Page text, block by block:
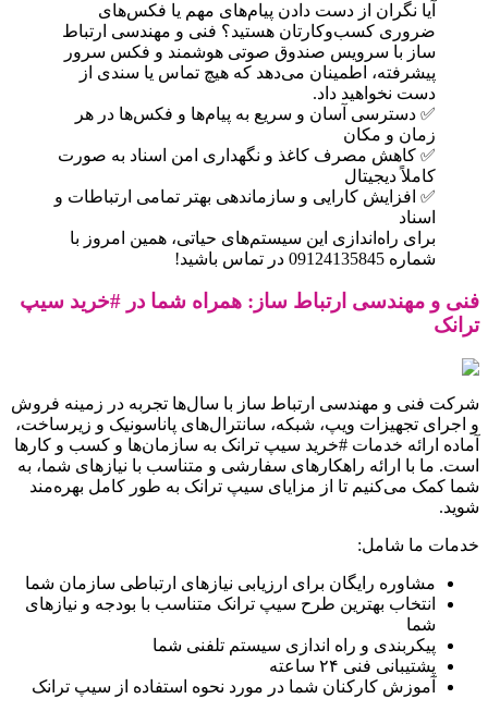
آیا نگران از دست دادن پیام‌های مهم یا فکس‌های
ضروری کسب‌وکارتان هستید؟ فنی و مهندسی ارتباط
ساز با سرویس صندوق صوتی هوشمند و فکس سرور
پیشرفته، اطمینان می‌دهد که هیچ تماس یا سندی از
دست نخواهید داد.
✅ دسترسی آسان و سریع به پیام‌ها و فکس‌ها در هر
زمان و مکان
✅ کاهش مصرف کاغذ و نگهداری امن اسناد به صورت
کاملاً دیجیتال
✅ افزایش کارایی و سازماندهی بهتر تمامی ارتباطات و
اسناد
برای راه‌اندازی این سیستم‌های حیاتی، همین امروز با
شماره 09124135845 در تماس باشید!
فنی و مهندسی ارتباط ساز: همراه شما در #خرید سیپ
ترانک
شرکت فنی و مهندسی ارتباط ساز با سال‌ها تجربه در زمینه فروش
و اجرای تجهیزات ویپ، شبکه، سانترال‌های پاناسونیک و زیرساخت،
آماده ارائه خدمات #خرید سیپ ترانک به سازمان‌ها و کسب و کارها
است. ما با ارائه راهکارهای سفارشی و متناسب با نیازهای شما، به
شما کمک می‌کنیم تا از مزایای سیپ ترانک به طور کامل بهره‌مند
شوید.
خدمات ما شامل:
مشاوره رایگان برای ارزیابی نیازهای ارتباطی سازمان شما
انتخاب بهترین طرح سیپ ترانک متناسب با بودجه و نیازهای
شما
پیکربندی و راه اندازی سیستم تلفنی شما
پشتیبانی فنی ۲۴ ساعته
آموزش کارکنان شما در مورد نحوه استفاده از سیپ ترانک